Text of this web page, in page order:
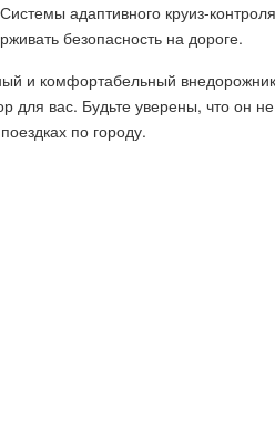
адаптивного круиз-
безопасность на дороге.
и комфортабельный внедорожник
для вас. Будьте уверены, что он
по городу.